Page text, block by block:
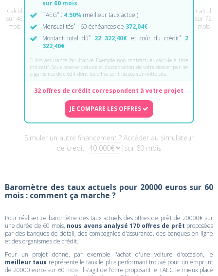
Calcul
sur 48
mois
sur 60 mois
TAEG* : 4.50% (meilleur taux actuel)
Mensualités* : 60 échéances de 372,04€
Montant total dû* 22 322,40€ et coût du crédit*
2
322,40€
* Hors assurance facultative. Exemple non contractuel, calculé à titre
indicatif. Sous réserve d'étude et d'acceptation de votre dossier par les
organismes de crédit dont les offres sont listées sur notre site.
32 offres de crédit correspondent à votre projet
JE COMPARE LES OFFRES
Simuler un autre financement ? Accéder au simulateur
de crédit
sur 60 mois
Calcul
sur 72
mois
Baromètre des taux actuels pour 20000 euros sur 60
mois : comment ça marche ?
Pour réaliser ce baromètre des taux actuels des offres de prêt de 20000€ sur
une durée de 60 mois, nous avons analysé 170 offres de prêt proposées
par des banques de détail, des compagnies d'assurance, des banques en ligne
et des organismes de crédit.
Pour un projet donné, par exemple l'achat d'une voiture d'occasion, le
meilleur taux représente le taux le plus performant trouvé pour un emprunt
de 20000 euros sur 60 mois. Il s'agit de l'offre proposant le TAEG le mieux placé